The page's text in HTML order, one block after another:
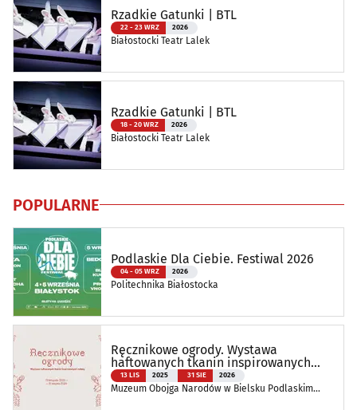
Rzadkie Gatunki | BTL
22 - 23 WRZ 2026
Białostocki Teatr Lalek
Rzadkie Gatunki | BTL
18 - 20 WRZ 2026
Białostocki Teatr Lalek
POPULARNE
Podlaskie Dla Ciebie. Festiwal 2026
04 - 05 WRZ 2026
Politechnika Białostocka
Ręcznikowe ogrody. Wystawa
haftowanych tkanin inspirowanych
naturą
13 LIS 2025 31 SIE 2026
Muzeum Obojga Narodów w Bielsku Podlaskim